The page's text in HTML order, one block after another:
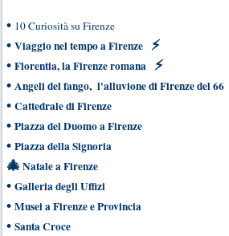
• 10 Curiosità su Firenze
• Viaggio nel tempo a Firenze ⚡
• Florentia, la Firenze romana ⚡
• Angeli del fango, l'alluvione di Firenze del 66
• Cattedrale di Firenze
• Piazza del Duomo a Firenze
• Piazza della Signoria
🎄 Natale a Firenze
• Galleria degli Uffizi
• Musei a Firenze e Provincia
• Santa Croce